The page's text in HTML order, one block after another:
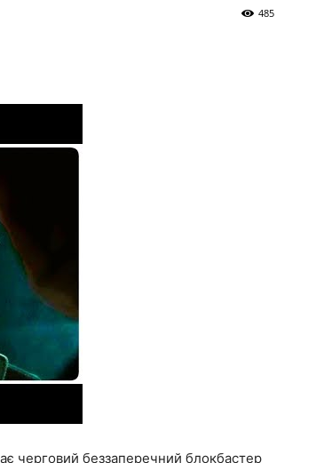
485
черговий беззаперечний блокбастер